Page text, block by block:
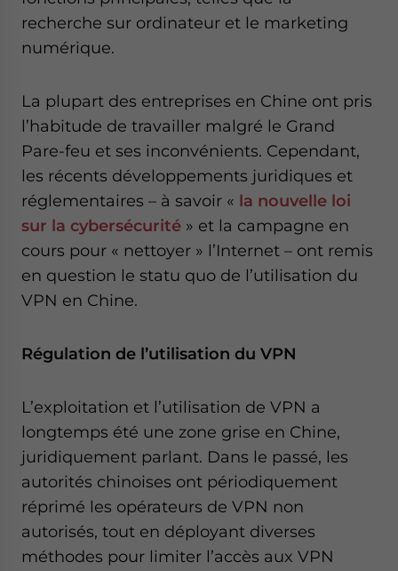
recherche sur ordinateur et le marketing
numérique.
La plupart des entreprises en Chine ont pris
l’habitude de travailler malgré le Grand
Pare-feu et ses inconvénients. Cependant,
les récents développements juridiques et
réglementaires – à savoir « la nouvelle loi
sur la cybersécurité » et la campagne en
cours pour « nettoyer » l’Internet – ont remis
en question le statu quo de l’utilisation du
VPN en Chine.
Régulation de l’utilisation du VPN
L’exploitation et l’utilisation de VPN a
longtemps été une zone grise en Chine,
juridiquement parlant. Dans le passé, les
autorités chinoises ont périodiquement
réprimé les opérateurs de VPN non
autorisés, tout en déployant diverses
méthodes pour limiter l’accès aux VPN